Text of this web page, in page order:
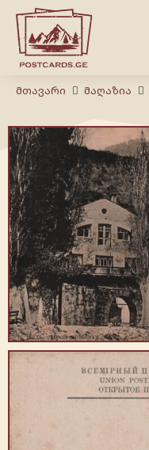
Მთავარი Მაღაზია